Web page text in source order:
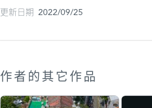
更新日期 2022/09/25
作者的其它作品